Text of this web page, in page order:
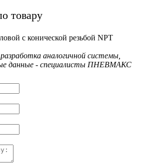
товару
с конической резьбой NPT
аналогичной системы,
данные - специалисты ПНЕВМАКС